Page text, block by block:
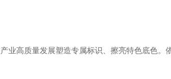
业高质量发展塑造专属标识、擦亮特色底色。